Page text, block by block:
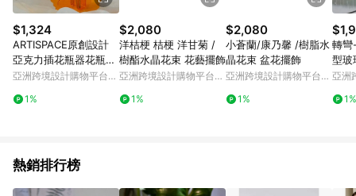
$1,324
ARTISPACE原創設計
亞克力插花瓶器花瓶擺
件
亞洲跨境設計購物平台
1%
$2,080
洋桔梗 桔梗 洋甘菊 /
樹酯水晶花束 花藝擺飾
亞洲跨境設計購物平台
1%
$2,080
小蒼蘭/康乃馨 /樹脂水
晶花束 盆花擺飾
亞洲跨境設計購物平台
1%
轉彎
型玻
亞洲
1%
熱銷排行榜